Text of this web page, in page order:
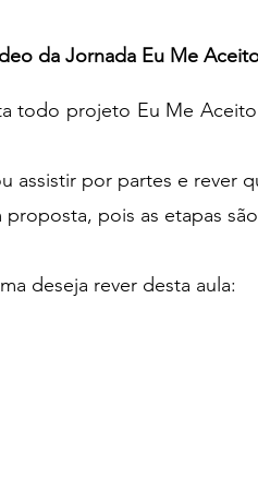
da Jornada Eu Me
todo projeto Eu Me
por partes e rever
pois as etapas
deseja rever desta aula: